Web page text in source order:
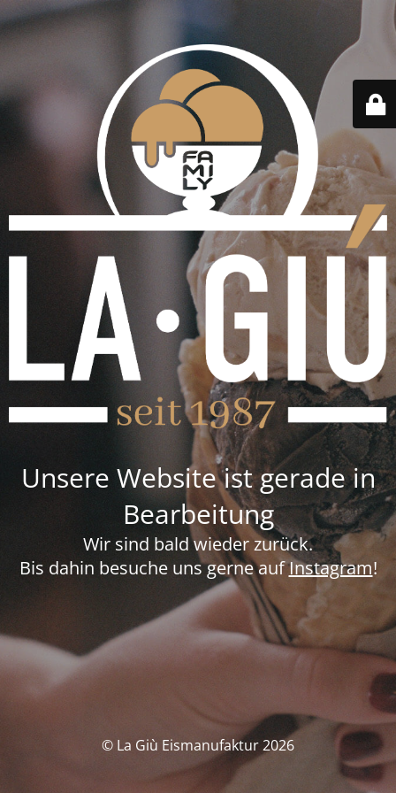
Unsere Website ist gerade in
Bearbeitung
Wir sind bald wieder zurück.
Bis dahin besuche uns gerne aufInstagram!
© La Giù Eismanufaktur 2026